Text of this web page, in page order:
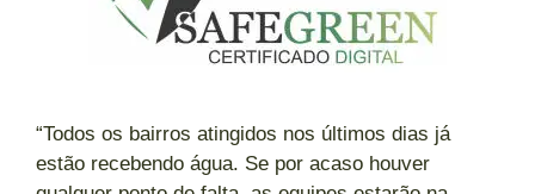
“Todos os bairros atingidos nos últimos dias já
estão recebendo água. Se por acaso houver